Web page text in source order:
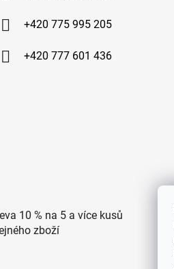
+420 775 995 205
+420 777 601 436
10 % na 5 a více kusů
zboží